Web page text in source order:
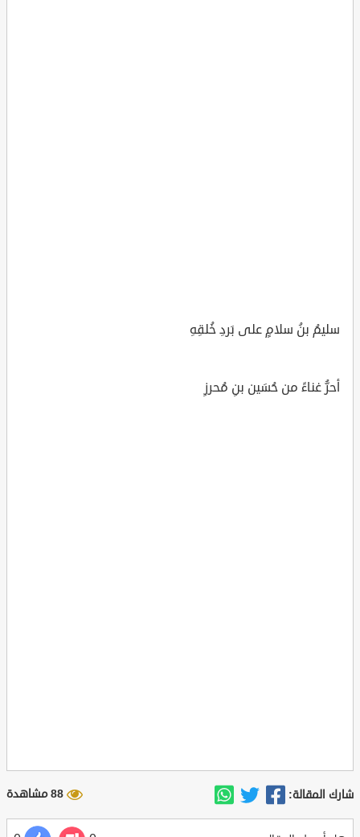
سليمُ بنُ سلامٍ على بَردِ خُلقِهِ
أحرُّ غناءً من حُسَين بنِ مُحرزِ
شارك المقالة: 88 مشاهدة